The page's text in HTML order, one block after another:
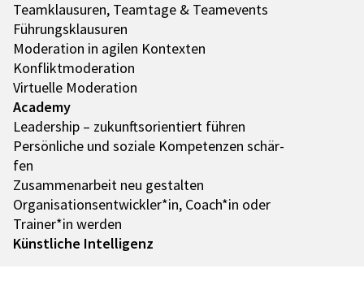
Team­klau­su­ren, Team­tage & Team­e­vents
Führungs­klau­su­ren
Mode­ra­tion in agilen Kontex­ten
Konflikt­mo­de­ra­tion
Virtu­elle Mode­ra­tion
Academy
Leader­ship – zukunfts­ori­en­tiert führen
Persön­li­che und soziale Kompe­ten­zen schär­
fen
Zusam­men­ar­beit neu gestal­ten
Organisationsentwickler*in, Coach*in oder
Trainer*in werden
Künst­li­che Intel­li­genz